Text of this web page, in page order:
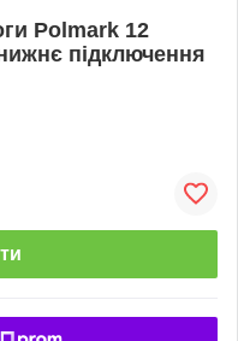
Polmark 12
підключення